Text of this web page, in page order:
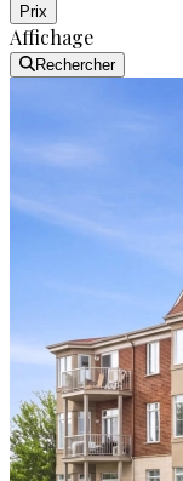
Prix
Affichage
Rechercher